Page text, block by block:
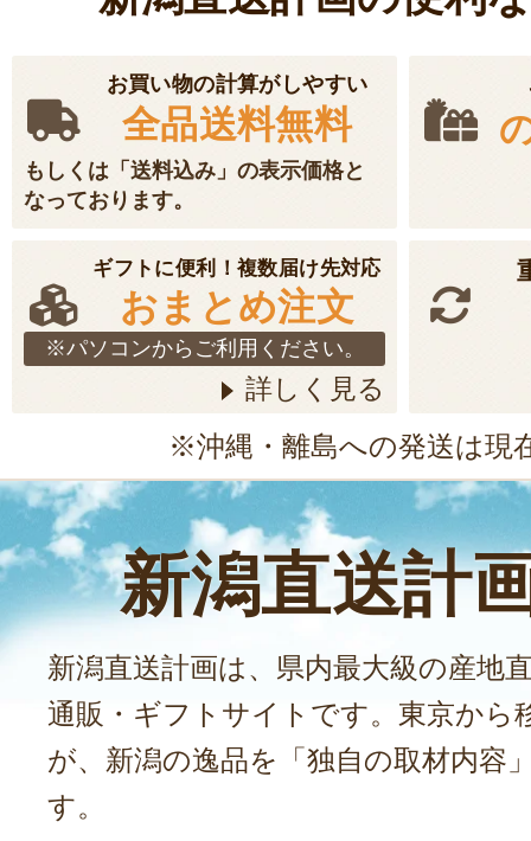
賞味期限：風味の
米後1ヵ月以内に
￥3,950
令和7年度米 魚
お客様の声 1件
発送時期：9月下旬
発送目安：2～3日
賞味期限：風味の
米後1ヵ月以内に
￥4,250～ (送料
受付中 のし可 定
新潟県産米ギフ
お客様の声 8件
お買い物の計算がしやすい
全品送料無料
もしくは「送料込み」の表示価格と
なっております。
ギフトに便利！複数届け先対応
おまとめ注文
※パソコンからご利用ください。
詳しく見る
※沖縄・離島への発送は現
新潟直送計
新潟直送計画は、県内最大級の産地
通販・ギフトサイトです。東京から
が、新潟の逸品を「独自の取材内容
す。